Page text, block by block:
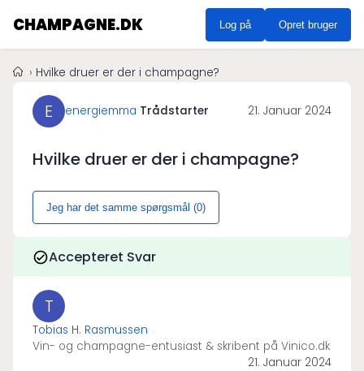
CHAMPAGNE.DK Log på Opret bruger
Hvilke druer er der i champagne?
E energiemma Trådstarter 21. Januar 2024
Hvilke druer er der i champagne?
Jeg har det samme spørgsmål (0)
Accepteret Svar
T
Tobias H. Rasmussen
Vin- og champagne-entusiast & skribent på Vinico.dk
21. Januar 2024